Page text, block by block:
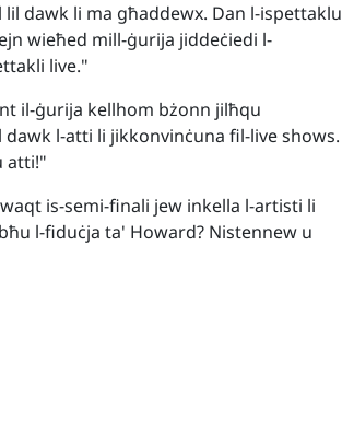
dawk li ma għaddewx. Dan l-ispettaklu
wieħed mill-ġurija jiddeċiedi l-
live."
il-ġurija kellhom bżonn jilħqu
l-atti li jikkonvinċuna fil-live shows.
atti!"
is-semi-finali jew inkella l-artisti li
l-fiduċja ta' Howard? Nistennew u